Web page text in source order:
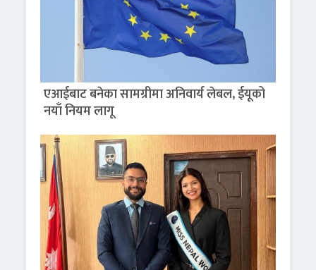
एआईबाट बनेका सामग्रीमा अनिवार्य लेबल, ईयूको
नयाँ नियम लागू